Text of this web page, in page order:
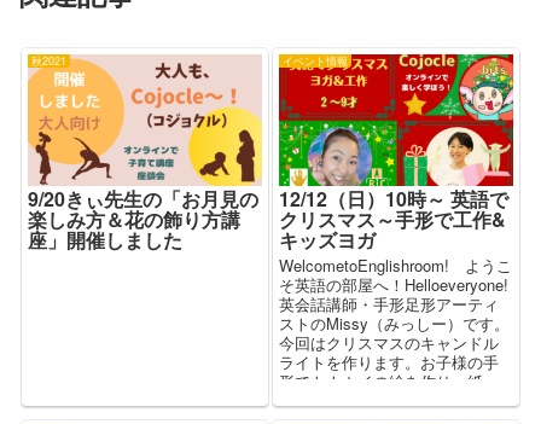
秋2021
9/20きぃ先生の「お月見の
楽しみ方＆花の飾り方講
座」開催しました
イベント情報
12/12（日）10時～ 英語で
クリスマス～手形で工作&
キッズヨガ
WelcometoEnglishroom! ようこ
そ英語の部屋へ！Helloeveryone!
英会話講師・手形足形アーティ
ストのMissy（みっしー）です。
今回はクリスマスのキャンドル
ライトを作ります。お子様の手
形でトナカイの絵を作り、紙...